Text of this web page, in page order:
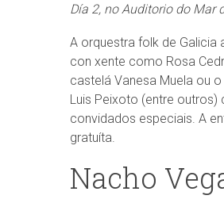
Día 2, no Auditorio do Mar
A orquestra folk de Galicia
con xente como Rosa
castelá Vanesa Muela ou
Luis Peixoto (entre outros)
convidados especiais. A
gratuíta.
Nacho